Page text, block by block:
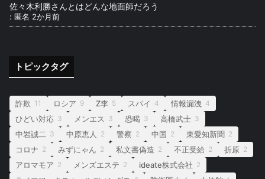
佐々木利勝さんとはどんな地面師だろう
: 匿名 2か月前
トピックタグ
詐欺 11 ロシア 9 Z李 5 スパイ 4 情報漏洩 4
ひどい対応 3 メンエス 3 恐喝 3 高橋武士 3
中岩誠二 3 中原恵人 2 警察 2 中国 2 東愛知新聞 2
コロナ 2 みずにゃん 2 私文書偽造 2 不正受給 2 折原 2
アロマモア 2 メンズエステ 2 ideate株式会社 2